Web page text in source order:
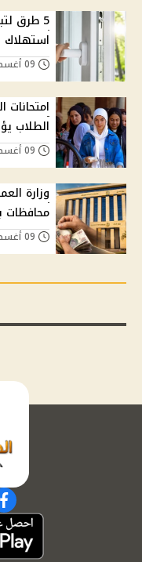
5 طرق
استهلاك
الطلاب
محافظات